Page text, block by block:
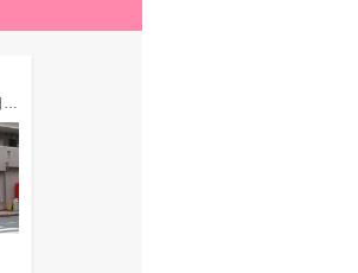
【登戸駅・徒歩圏内】年休121日♪福利厚生充実☆より良い職場環境づくりに力を入れている認可保育園！